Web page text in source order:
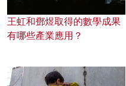
王虹和鄧煜取得的數學成果
有哪些產業應用？